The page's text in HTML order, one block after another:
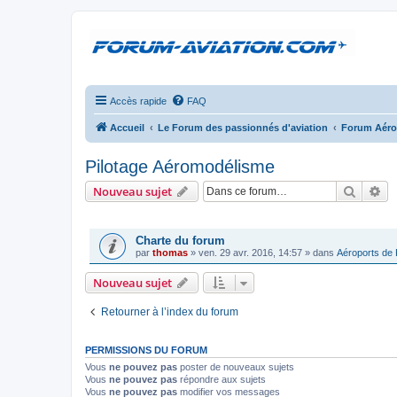
Accès rapide FAQ
Accueil Le Forum des passionnés d'aviation Forum
Pilotage Aéromodélisme
Nouveau sujet
Charte du forum
par thomas » ven. 29 avr. 2016, 14:57 » dans Aéroports de
Nouveau sujet
Retourner à l’index du forum
PERMISSIONS DU FORUM
Vous ne pouvez pas poster de nouveaux sujets
Vous ne pouvez pas répondre aux sujets
Vous ne pouvez pas modifier vos messages